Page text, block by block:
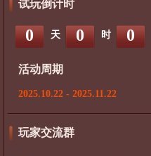
试玩倒计时
0 天 0 时 0
活动周期
2025.10.22 - 2025.11.22
玩家交流群